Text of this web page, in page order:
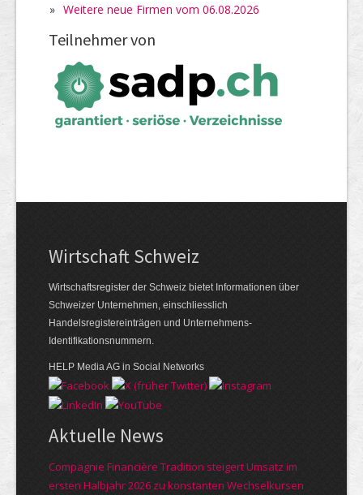
» Weitere neue Firmen vom 06.08.2026
Teilnehmer von
Wirtschaft Schweiz
Wirtschaftsregister der Schweiz bietet Informationen über
Schweizer Unternehmen, einschliesslich
Handelsregistereinträgen und Unternehmens-
Identifikationsnummern.
HELP Media AG in Social Networks
Aktuelle News
Compagnie Financière Tradition steigert Umsatz im
ersten Halbjahr 2026 zu konstanten Wechselkursen